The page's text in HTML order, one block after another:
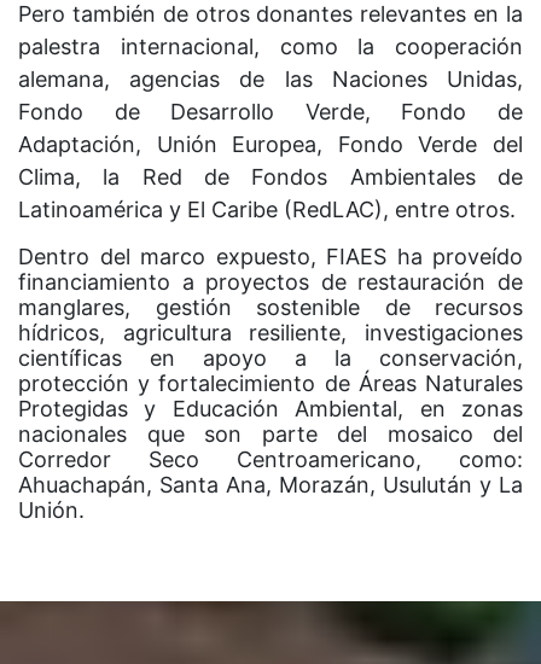
Pero también de otros donantes relevantes en la
palestra internacional, como la cooperación
alemana, agencias de las Naciones Unidas,
Fondo de Desarrollo Verde, Fondo de
Adaptación, Unión Europea, Fondo Verde del
Clima, la Red de Fondos Ambientales de
Latinoamérica y El Caribe (RedLAC), entre otros.
Dentro del marco expuesto, FIAES ha proveído
financiamiento a proyectos de restauración de
manglares, gestión sostenible de recursos
hídricos, agricultura resiliente, investigaciones
científicas en apoyo a la conservación,
protección y fortalecimiento de Áreas Naturales
Protegidas y Educación Ambiental, en zonas
nacionales que son parte del mosaico del
Corredor Seco Centroamericano, como:
Ahuachapán, Santa Ana, Morazán, Usulután y La
Unión.